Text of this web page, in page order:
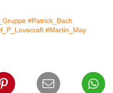
#Patrick_Bach
#Martin_May